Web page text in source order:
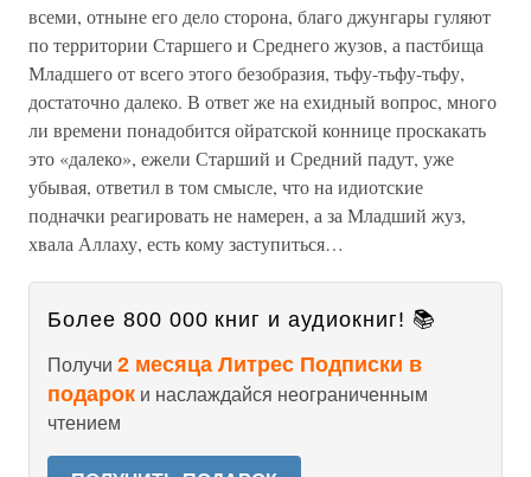
всеми, отныне его дело сторона, благо джунгары гуляют
по территории Старшего и Среднего жузов, а пастбища
Младшего от всего этого безобразия, тьфу-тьфу-тьфу,
достаточно далеко. В ответ же на ехидный вопрос, много
ли времени понадобится ойратской коннице проскакать
это «далеко», ежели Старший и Средний падут, уже
убывая, ответил в том смысле, что на идиотские
подначки реагировать не намерен, а за Младший жуз,
хвала Аллаху, есть кому заступиться…
Более 800 000 книг и аудиокниг! 📚
Получи 2 месяца Литрес Подписки в
подарок и наслаждайся неограниченным
чтением